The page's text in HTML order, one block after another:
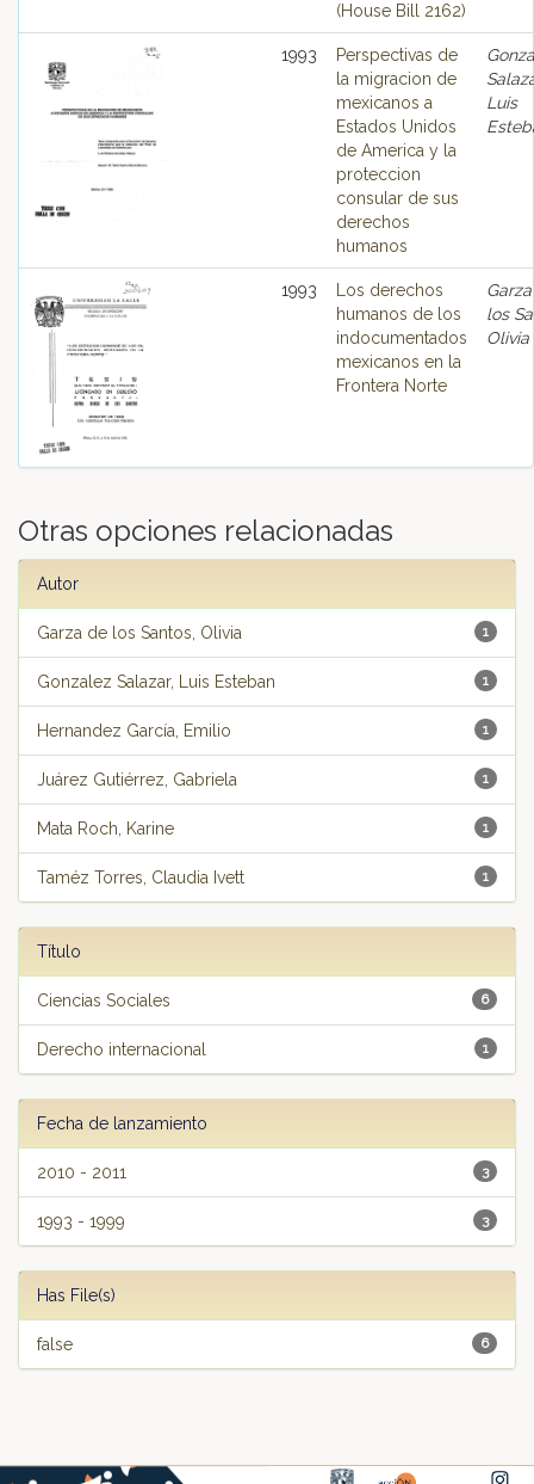
(House Bill 2162)
1993
Perspectivas de
la migracion de
mexicanos a
Estados Unidos
de America y la
proteccion
consular de sus
derechos
humanos
Luis
1993
Los derechos
humanos de los
indocumentados
mexicanos en la
Frontera Norte
los
Olivia
Otras opciones relacionadas
Autor
1
Garza de los Santos, Olivia
1
Gonzalez Salazar, Luis Esteban
1
Hernandez García, Emilio
1
Juárez Gutiérrez, Gabriela
1
Mata Roch, Karine
1
Taméz Torres, Claudia Ivett
Título
6
Ciencias Sociales
1
Derecho internacional
Fecha de lanzamiento
3
2010 - 2011
3
1993 - 1999
Has File(s)
6
false